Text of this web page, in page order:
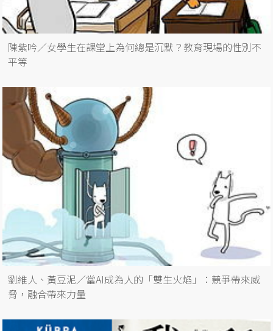
陳紫吟／女學生在課堂上為何總是沉默？教育現場的性別不
平等
劉維人、黃豆泥／當AI成為人的「雙生火焰」：競爭帶來威
脅，融合帶來力量